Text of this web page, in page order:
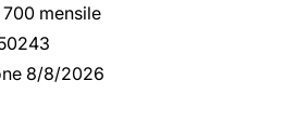
700 mensile
8/8/2026